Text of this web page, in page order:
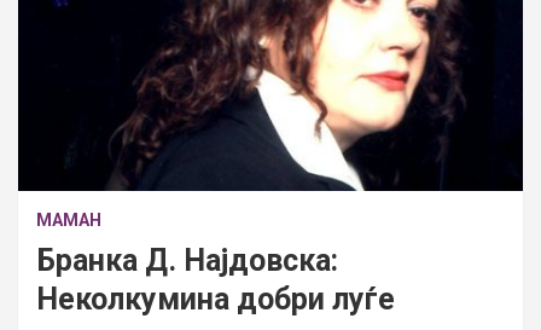
МАМАН
Бранка Д. Најдовска:
Неколкумина добри луѓе